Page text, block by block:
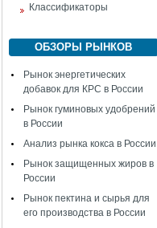
Классификаторы
ОБЗОРЫ РЫНКОВ
Рынок энергетических
добавок для КРС в России
Рынок гуминовых удобрений
в России
Анализ рынка кокса в России
Рынок защищенных жиров в
России
Рынок пектина и сырья для
его производства в России